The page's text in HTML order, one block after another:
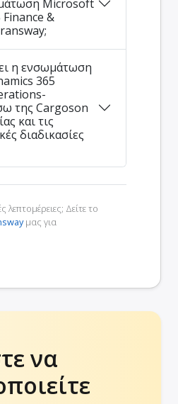
Microsoft
&
η ενσωμάτωση
365
της Cargoson
και τις
διαδικασίες
λεπτομέρειες; Δείτε το
μας για
να